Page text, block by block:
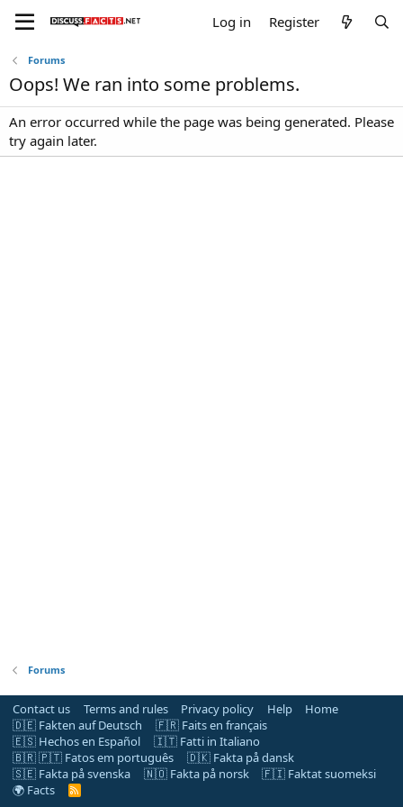
Log in Register
Forums
Oops! We ran into some problems.
An error occurred while the page was being generated. Please
try again later.
Forums
Contact us Terms and rules Privacy policy Help
Home
🇩🇪 Fakten auf Deutsch
🇫🇷 Faits en français
🇪🇸 Hechos en Español
🇮🇹 Fatti in Italiano
🇧🇷 🇵🇹 Fatos em português
🇩🇰 Fakta på dansk
🇸🇪 Fakta på svenska
🇳🇴 Fakta på norsk
🇫🇮 Faktat suomeksi
🌍 Facts
R